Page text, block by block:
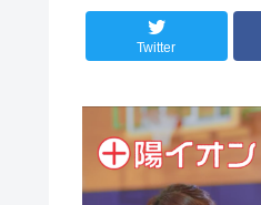
Twitter